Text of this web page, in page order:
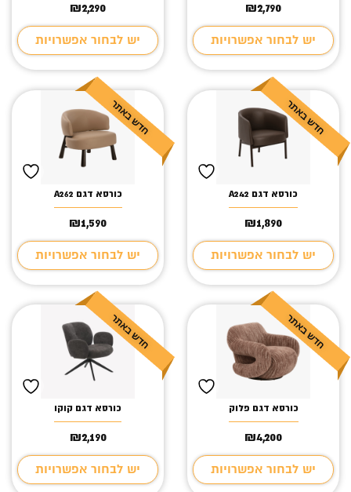
₪2,790
יש לבחור אפשרויות
₪2,290
יש לבחור אפשרויות
כורסא דגם A242
₪1,890
יש לבחור אפשרויות
כורסא דגם A262
₪1,590
יש לבחור אפשרויות
כורסא דגם פלוק
₪4,200
יש לבחור אפשרויות
כורסא דגם קוקו
₪2,190
יש לבחור אפשרויות